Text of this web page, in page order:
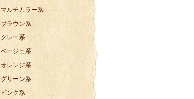
マルチカラー系
ブラウン系
グレー系
ベージュ系
オレンジ系
グリーン系
ピンク系